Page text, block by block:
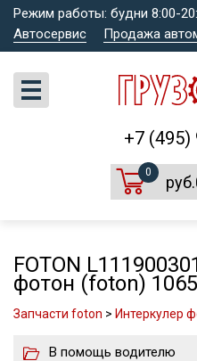
Режим работы: будни 8:00-
Автосервис
Продажа
+7 (495)
0
FOTON
фотон (foton)
Запчасти foton > Интеркулер
В помощь водителю